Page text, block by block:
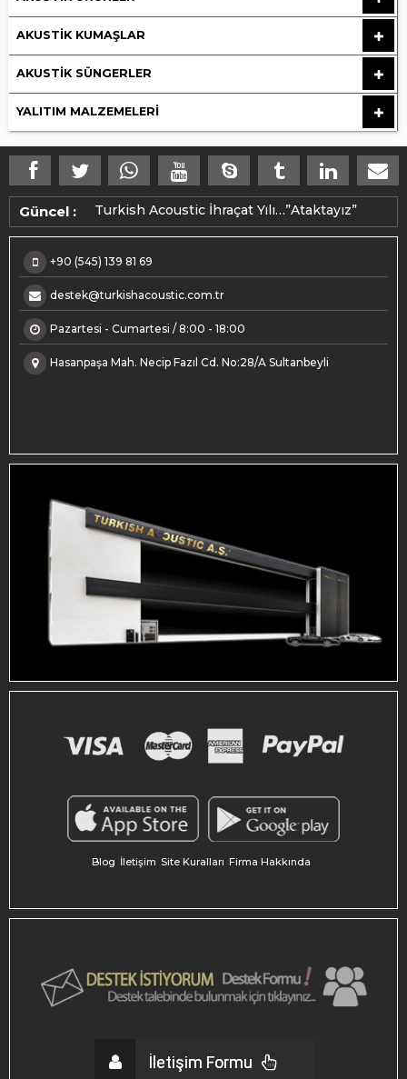
AKUSTIK KUMAŞLAR
AKUSTIK SÜNGERLER
YALITIM MALZEMELERI
Güncel :
Makedonya ihracatımız üretime alındı.
Turkish Acoustic İhraçat Yılı…”Ataktayız”
+90 (545) 139 81 69
destek@turkishacoustic.com.tr
Pazartesi - Cumartesi / 8:00 - 18:00
Hasanpaşa Mah. Necip Fazıl Cd. No:28/A Sultanbeyli
Blog İletişim Site Kuralları Firma Hakkında
İletişim Formu